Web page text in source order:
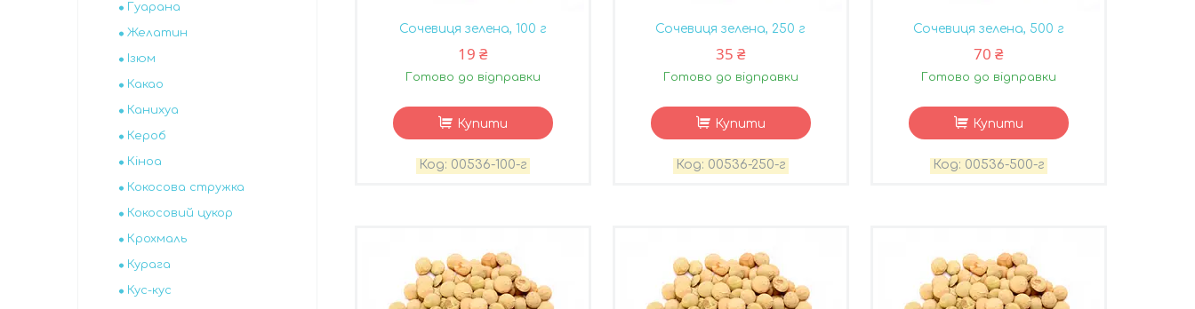
Сочевиця зелена, 100 г
19 ₴
Готово до відправки
Купити
00536-100-г
Сочевиця зелена, 250 г
35 ₴
Готово до відправки
Купити
00536-250-г
Сочевиця зелена, 500 г
70 ₴
Готово до відправки
Купити
00536-500-г
Гуарана
Желатин
Ізюм
Какао
Канихуа
Кероб
Кіноа
Кокосова стружка
Кокосовий цукор
Крохмаль
Курага
Кус-кус